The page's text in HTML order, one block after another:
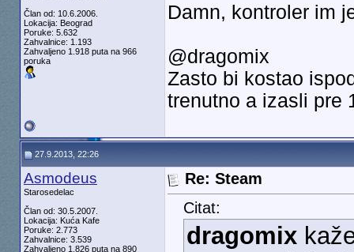
Član od: 10.6.2006.
Lokacija: Beograd
Poruke: 5.632
Zahvalnice: 1.193
Zahvaljeno 1.918 puta na 966
poruka
Damn, kontroler im
@dragomix
Zasto bi kostao
trenutno a izasli pre
27.9.2013, 22:26
Asmodeus
Starosedelac
Član od: 30.5.2007.
Lokacija: Kuća Kafe
Poruke: 2.773
Zahvalnice: 3.539
Zahvaljeno 1.826 puta na 890
Re: Steam
Citat:
dragomix